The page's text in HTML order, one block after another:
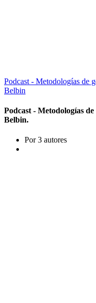
Podcast - Metodologías de
Belbin
Podcast - Metodologías
Belbin.
Por 3 autores